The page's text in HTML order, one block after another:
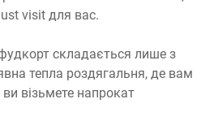
visit для вас.
складається лише з
тепла роздягальня, де вам
візьмете напрокат